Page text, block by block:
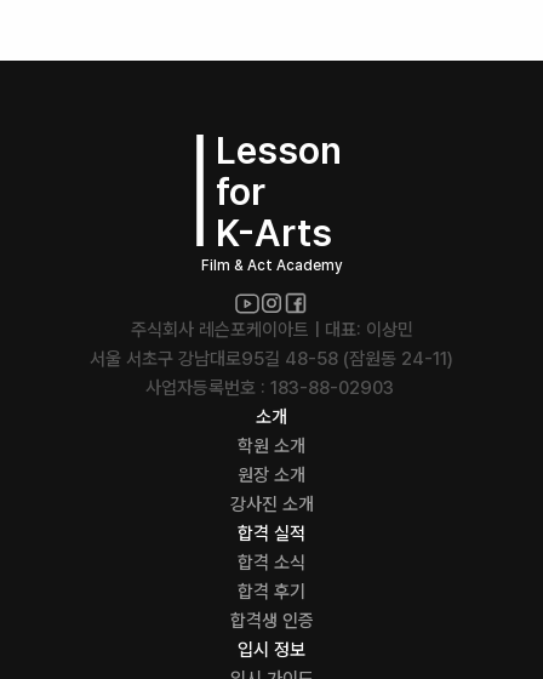
Lesson
for
K-Arts
Film & Act Academy
주식회사 레슨포케이아트 | 대표: 이상민
서울 서초구 강남대로95길 48-58 (잠원동 24-11)
사업자등록번호 : 183-88-02903
소개
학원 소개
원장 소개
강사진 소개
합격 실적
합격 소식
합격 후기
합격생 인증
입시 정보